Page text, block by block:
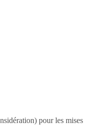
pour les mises